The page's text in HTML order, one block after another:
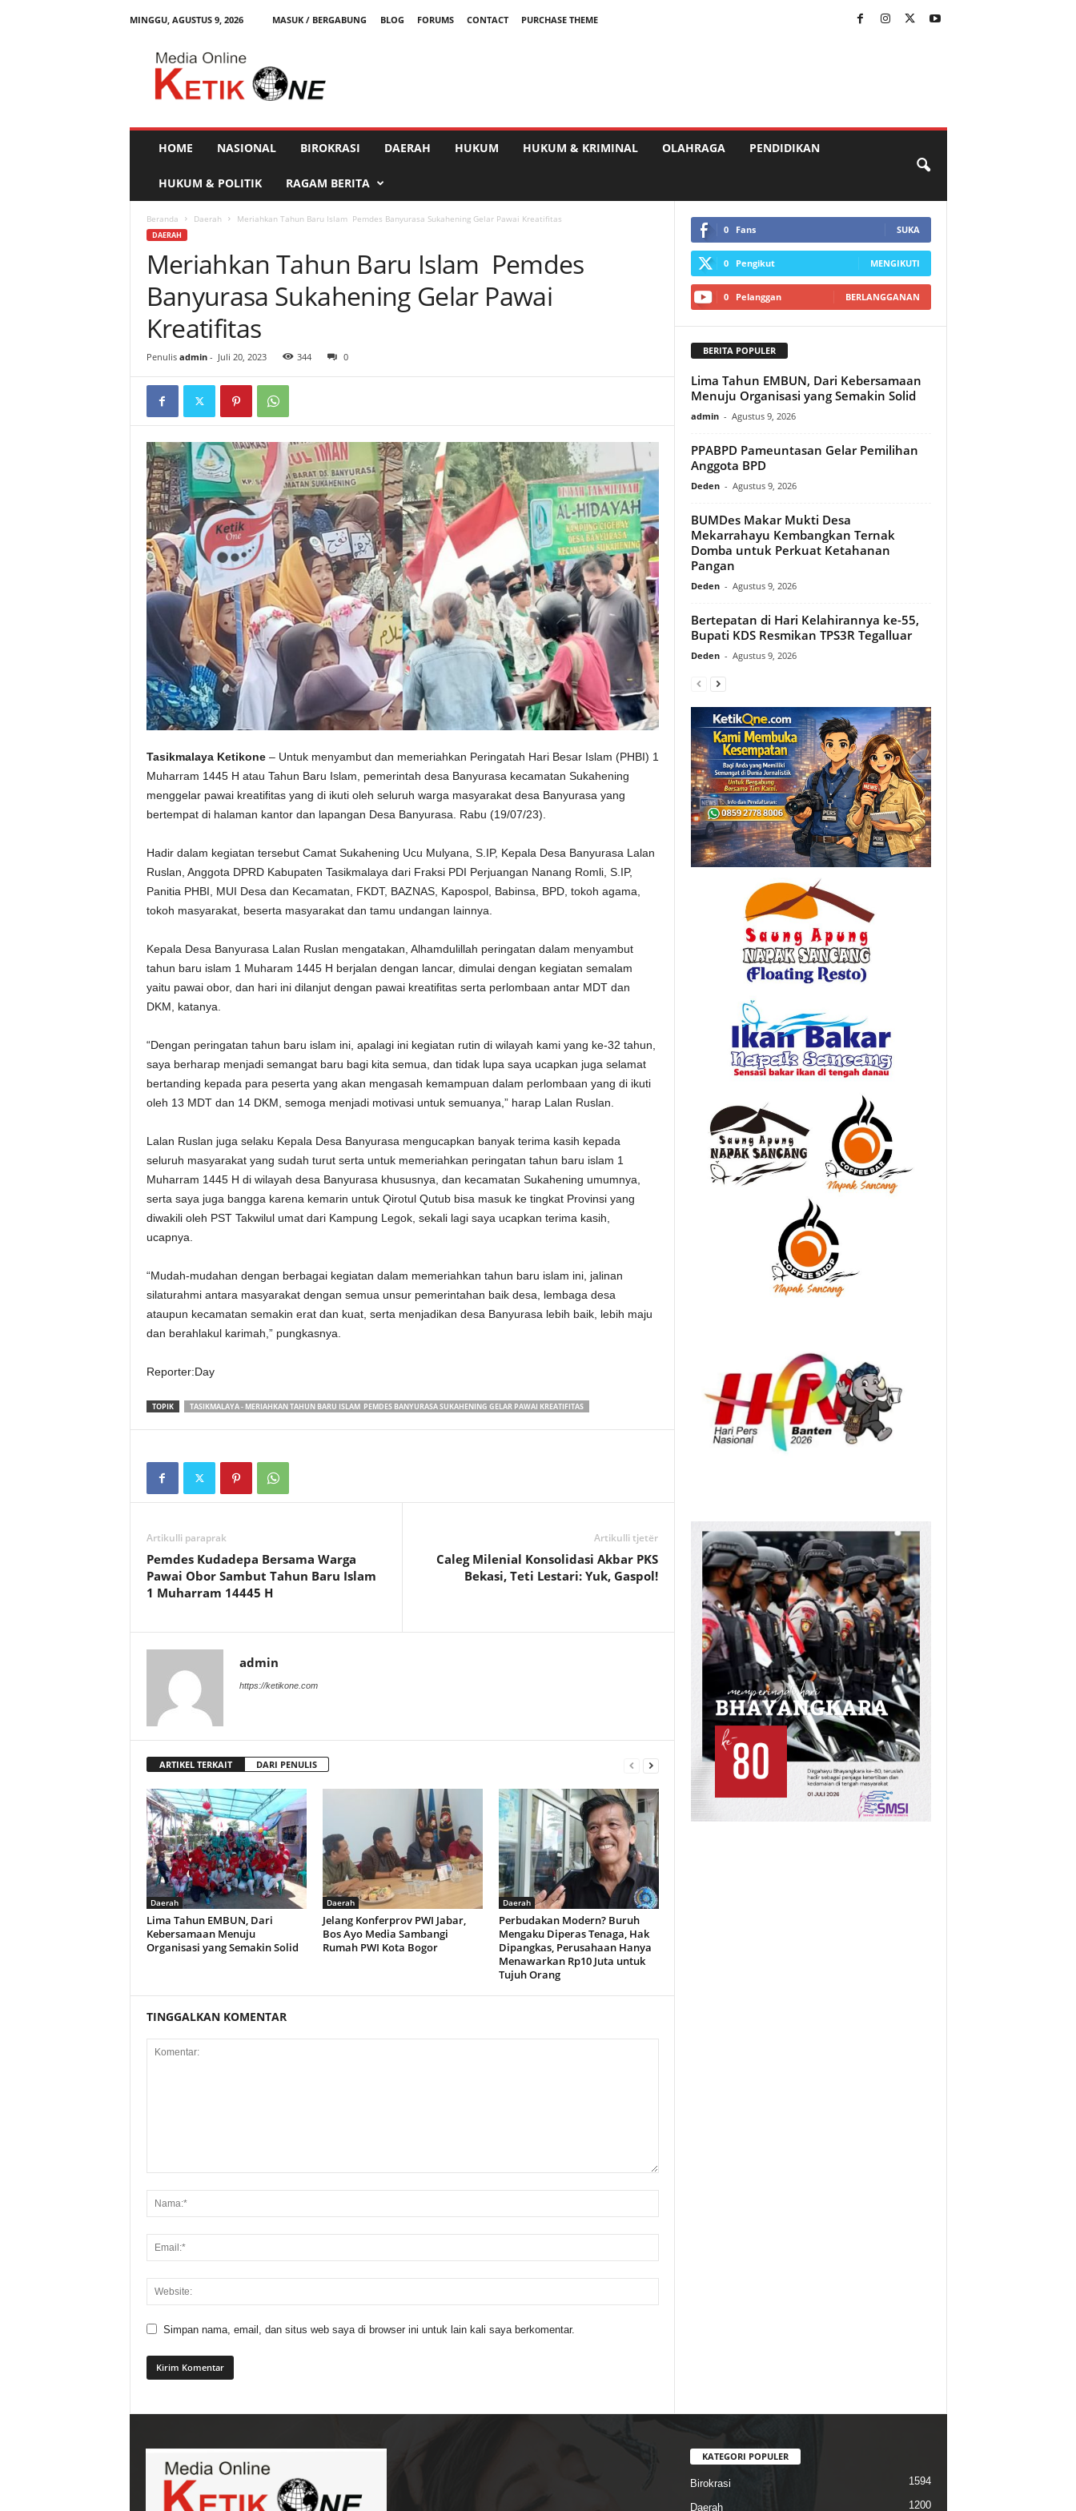
MINGGU, AGUSTUS 9, 2026 MASUK / BERGABUNG BLOG FORUMS CONTACT
PURCHASE THEME
HOME NASIONAL BIROKRASI DAERAH HUKUM HUKUM & KRIMINAL OLAHRAGA PENDIDIKAN
HUKUM & POLITIK RAGAM BERITA
Beranda Daerah Meriahkan Tahun Baru Islam Pemdes Banyurasa Sukahening Gelar Pawai Kreatifitas
DAERAH
Meriahkan Tahun Baru Islam Pemdes
Banyurasa Sukahening Gelar Pawai
Kreatifitas
Penulis admin- Juli 20, 2023 344 0
Tasikmalaya Ketikone– Untuk menyambut dan memeriahkan Peringatah Hari Besar Islam (PHBI) 1
Muharram 1445 H atau Tahun Baru Islam, pemerintah desa Banyurasa kecamatan Sukahening
menggelar pawai kreatifitas yang di ikuti oleh seluruh warga masyarakat desa Banyurasa yang
bertempat di halaman kantor dan lapangan Desa Banyurasa. Rabu (19/07/23).
Hadir dalam kegiatan tersebut Camat Sukahening Ucu Mulyana, S.IP, Kepala Desa Banyurasa Lalan
Ruslan, Anggota DPRD Kabupaten Tasikmalaya dari Fraksi PDI Perjuangan Nanang Romli, S.IP,
Panitia PHBI, MUI Desa dan Kecamatan, FKDT, BAZNAS, Kapospol, Babinsa, BPD, tokoh agama,
tokoh masyarakat, beserta masyarakat dan tamu undangan lainnya.
Kepala Desa Banyurasa Lalan Ruslan mengatakan, Alhamdulillah peringatan dalam menyambut
tahun baru islam 1 Muharam 1445 H berjalan dengan lancar, dimulai dengan kegiatan semalam
yaitu pawai obor, dan hari ini dilanjut dengan pawai kreatifitas serta perlombaan antar MDT dan
DKM, katanya.
“Dengan peringatan tahun baru islam ini, apalagi ini kegiatan rutin di wilayah kami yang ke-32 tahun,
saya berharap menjadi semangat baru bagi kita semua, dan tidak lupa saya ucapkan juga selamat
bertanding kepada para peserta yang akan mengasah kemampuan dalam perlombaan yang di ikuti
oleh 13 MDT dan 14 DKM, semoga menjadi motivasi untuk semuanya,” harap Lalan Ruslan.
Lalan Ruslan juga selaku Kepala Desa Banyurasa mengucapkan banyak terima kasih kepada
seluruh masyarakat yang sudah turut serta untuk memeriahkan peringatan tahun baru islam 1
Muharram 1445 H di wilayah desa Banyurasa khususnya, dan kecamatan Sukahening umumnya,
serta saya juga bangga karena kemarin untuk Qirotul Qutub bisa masuk ke tingkat Provinsi yang
diwakili oleh PST Takwilul umat dari Kampung Legok, sekali lagi saya ucapkan terima kasih,
ucapnya.
“Mudah-mudahan dengan berbagai kegiatan dalam memeriahkan tahun baru islam ini, jalinan
silaturahmi antara masyarakat dengan semua unsur pemerintahan baik desa, lembaga desa
ataupun kecamatan semakin erat dan kuat, serta menjadikan desa Banyurasa lebih baik, lebih maju
dan berahlakul karimah,” pungkasnya.
Reporter:Day
TOPIK TASIKMALAYA - MERIAHKAN TAHUN BARU ISLAM PEMDES BANYURASA SUKAHENING GELAR PAWAI KREATIFITAS
Artikulli paraprak
Pemdes Kudadepa Bersama Warga
Pawai Obor Sambut Tahun Baru Islam
1 Muharram 14445 H
Artikulli tjetër
Caleg Milenial Konsolidasi Akbar PKS
Bekasi, Teti Lestari: Yuk, Gaspol!
admin
https://ketikone.com
ARTIKEL TERKAIT DARI PENULIS
Daerah
Lima Tahun EMBUN, Dari
Kebersamaan Menuju
Organisasi yang Semakin Solid
Daerah
Jelang Konferprov PWI Jabar,
Bos Ayo Media Sambangi
Rumah PWI Kota Bogor
Daerah
Perbudakan Modern? Buruh
Mengaku Diperas Tenaga, Hak
Dipangkas, Perusahaan Hanya
Menawarkan Rp10 Juta untuk
Tujuh Orang
TINGGALKAN KOMENTAR
Simpan nama, email, dan situs web saya di browser ini untuk lain kali saya berkomentar.
0 Fans SUKA
0 Pengikut MENGIKUTI
0 Pelanggan BERLANGGANAN
BERITA POPULER
Lima Tahun EMBUN, Dari Kebersamaan
Menuju Organisasi yang Semakin Solid
admin - Agustus 9, 2026
PPABPD Pameuntasan Gelar Pemilihan
Anggota BPD
Deden - Agustus 9, 2026
BUMDes Makar Mukti Desa
Mekarrahayu Kembangkan Ternak
Domba untuk Perkuat Ketahanan
Pangan
Deden - Agustus 9, 2026
Bertepatan di Hari Kelahirannya ke-55,
Bupati KDS Resmikan TPS3R Tegalluar
Deden - Agustus 9, 2026
KATEGORI POPULER
Birokrasi 1594
Daerah 1200